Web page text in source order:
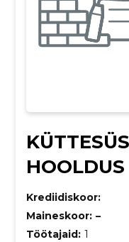
HOOLDUS
Krediidiskoor:
Maineskoor: –
Töötajaid: 1